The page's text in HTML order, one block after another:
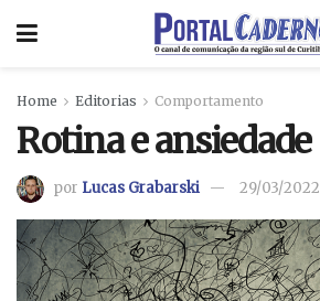
Home Editorias Comportamento
Rotina e ansiedade
por Lucas Grabarski 29/03/2022